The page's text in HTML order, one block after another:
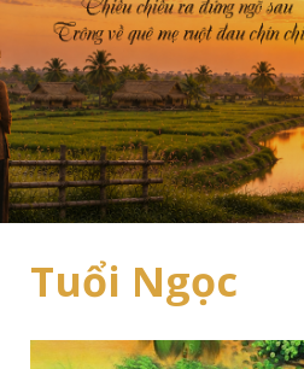
Tuổi Ngọc